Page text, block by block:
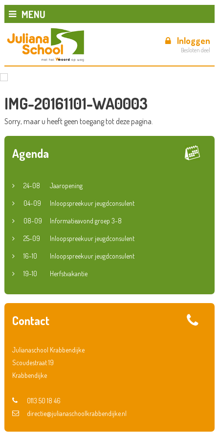
MENU
Inloggen
Besloten deel
IMG-20161101-WA0003
Sorry, maar u heeft geen toegang tot deze pagina.
Agenda
24-08 Jaaropening
04-09 Inloopspreekuur jeugdconsulent
08-09 Informatieavond groep 3-8
25-09 Inloopspreekuur jeugdconsulent
16-10 Inloopspreekuur jeugdconsulent
19-10 Herfstvakantie
Contact
Julianaschool Krabbendijke
Scoudestraat 19
Krabbendijke
0113 50 18 46
directie@julianaschoolkrabbendijke.nl